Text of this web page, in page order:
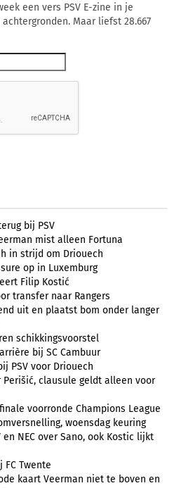
een vers PSV E-zine in je
Maar liefst 28.667
bij PSV
mist alleen Fortuna
in strijd om Driouech
op in Luxemburg
Filip Kostić
transfer naar Rangers
uit en plaatst bom onder langer
schikkingsvoorstel
bij SC Cambuur
PSV voor Driouech
clausule geldt alleen voor
voorronde Champions League
woensdag keuring
en NEC over Sano, ook Kostic lijkt
Twente
kaart Veerman niet te boven en